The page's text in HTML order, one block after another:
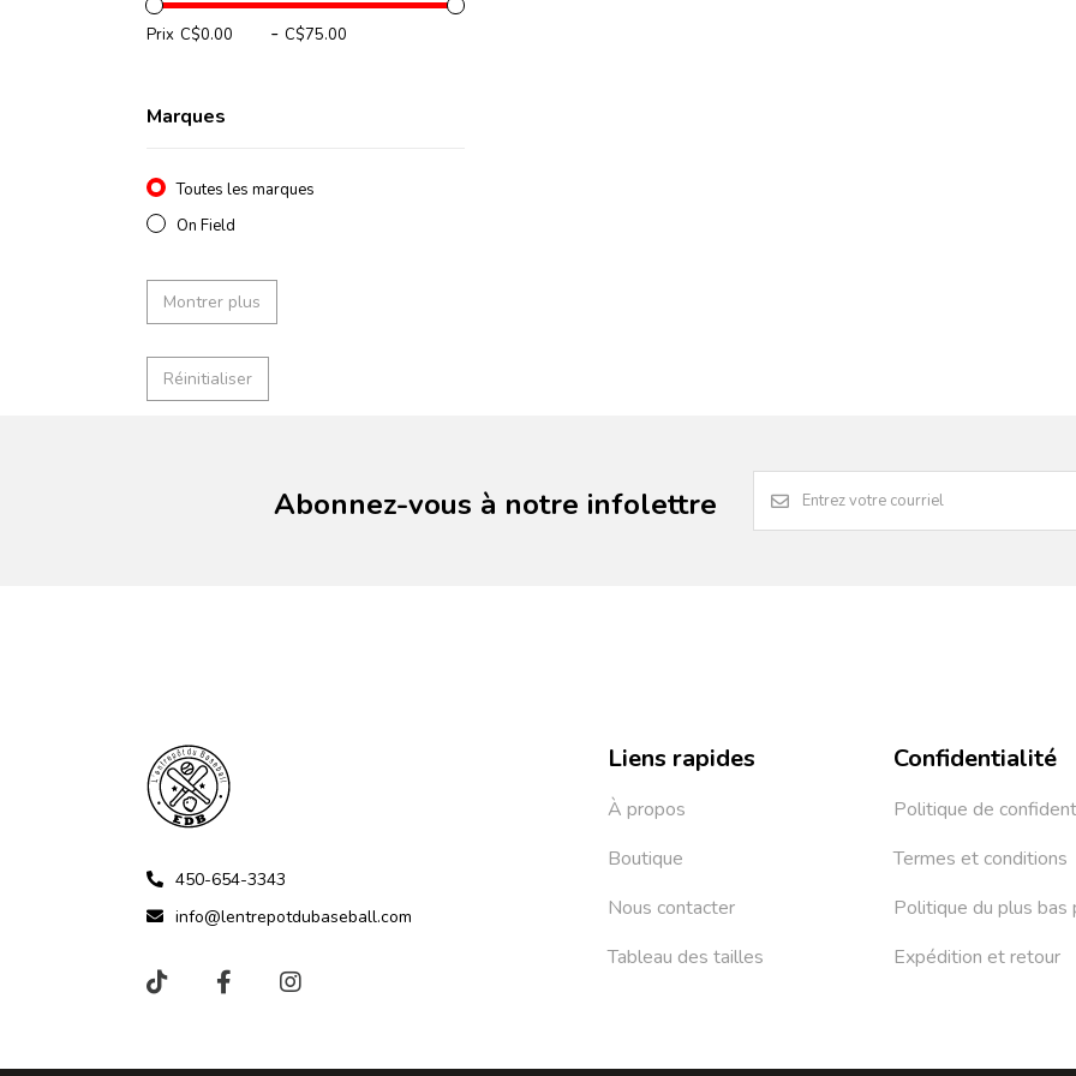
Prix -
Marques
Toutes les marques
On Field
Montrer plus
Réinitialiser
Abonnez-vous à notre infolettre
450-654-3343
info@lentrepotdubaseball.com
Liens rapides
À propos
Boutique
Nous contacter
Tableau des tailles
Confidentialité
Politique de
Termes et conditions
Politique du plus bas
Expédition et retour